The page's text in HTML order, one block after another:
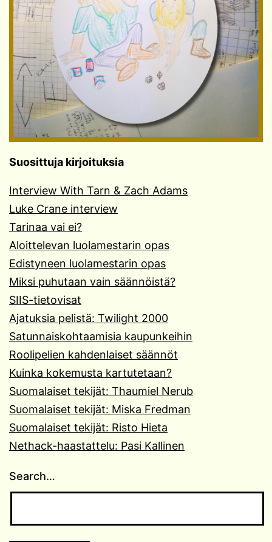
Suosittuja kirjoituksia
Interview With Tarn & Zach Adams
Luke Crane interview
Tarinaa vai ei?
Aloittelevan luolamestarin opas
Edistyneen luolamestarin opas
Miksi puhutaan vain säännöistä?
SIIS-tietovisat
Ajatuksia pelistä: Twilight 2000
Satunnaiskohtaamisia kaupunkeihin
Roolipelien kahdenlaiset säännöt
Kuinka kokemusta kartutetaan?
Suomalaiset tekijät: Thaumiel Nerub
Suomalaiset tekijät: Miska Fredman
Suomalaiset tekijät: Risto Hieta
Nethack-haastattelu: Pasi Kallinen
Search…